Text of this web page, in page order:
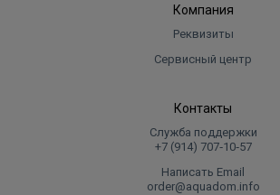
Компания
Реквизиты
Сервисный центр
Контакты
Служба поддержки
+7 (914) 707‑10‑57
Написать Email
order@aquadom.info